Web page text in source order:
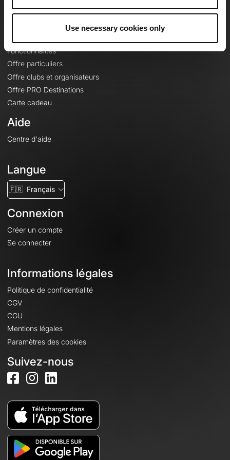
Use necessary cookies only
Fonctionnalités
Offre particuliers
Offre clubs et organisateurs
Offre PRO Destinations
Carte cadeau
Aide
Centre d'aide
Langue
🇫🇷 Français
Connexion
Créer un compte
Se connecter
Informations légales
Politique de confidentialité
CGV
CGU
Mentions légales
Paramètres des cookies
Suivez-nous